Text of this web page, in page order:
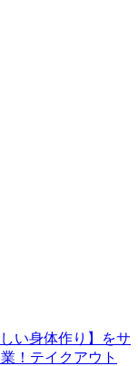
い身体作り】をサ
！テイクアウト